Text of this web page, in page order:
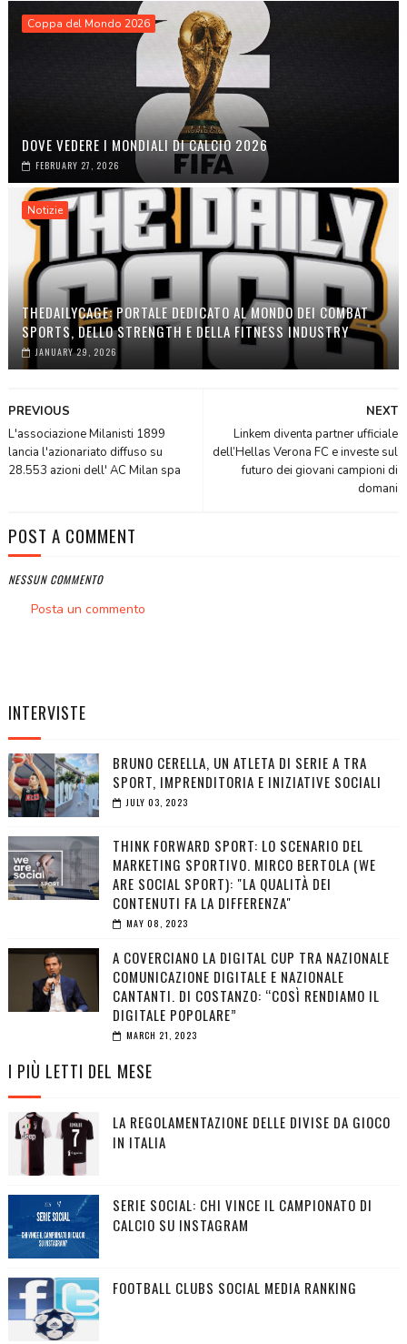
Coppa del Mondo 2026
DOVE VEDERE I MONDIALI DI CALCIO 2026
FEBRUARY 27, 2026
Notizie
THEDAILYCAGE: PORTALE DEDICATO AL MONDO DEI COMBAT
SPORTS, DELLO STRENGTH E DELLA FITNESS INDUSTRY
JANUARY 29, 2026
NEXT
Linkem diventa partner ufficiale
dell’Hellas Verona FC e investe sul
futuro dei giovani campioni di
domani
PREVIOUS
L'associazione Milanisti 1899
lancia l'azionariato diffuso su
28.553 azioni dell' AC Milan spa
POST A COMMENT
NESSUN COMMENTO
Posta un commento
INTERVISTE
BRUNO CERELLA, UN ATLETA DI SERIE A TRA
SPORT, IMPRENDITORIA E INIZIATIVE SOCIALI
JULY 03, 2023
THINK FORWARD SPORT: LO SCENARIO DEL
MARKETING SPORTIVO. MIRCO BERTOLA (WE
ARE SOCIAL SPORT): "LA QUALITÀ DEI
CONTENUTI FA LA DIFFERENZA"
MAY 08, 2023
A COVERCIANO LA DIGITAL CUP TRA NAZIONALE
COMUNICAZIONE DIGITALE E NAZIONALE
CANTANTI. DI COSTANZO: “COSÌ RENDIAMO IL
DIGITALE POPOLARE”
MARCH 21, 2023
I PIÙ LETTI DEL MESE
LA REGOLAMENTAZIONE DELLE DIVISE DA GIOCO
IN ITALIA
SERIE SOCIAL: CHI VINCE IL CAMPIONATO DI
CALCIO SU INSTAGRAM
FOOTBALL CLUBS SOCIAL MEDIA RANKING